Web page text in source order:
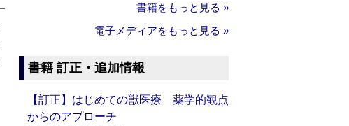
書籍をもっと見る »
電子メディアをもっと見る »
書籍 訂正・追加情報
【訂正】はじめての獣医療 薬学的観点
からのアプローチ